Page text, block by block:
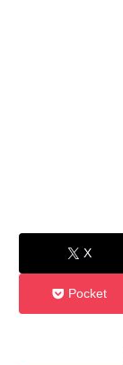
X
Pocket